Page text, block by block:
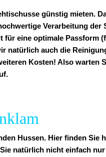
günstig mieten.
Verarbeitung der
eine optimale Passform
natürlich auch die
Kosten! Also warten
Hussen. Hier finden Sie
natürlich nicht einfach